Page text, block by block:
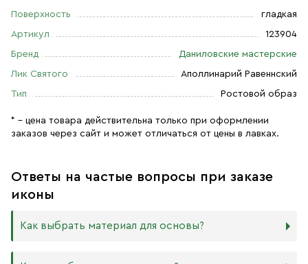
Поверхность гладкая
Артикул 123904
Бренд Даниловские мастерские
Лик Святого Аполлинарий Равеннский
Тип Ростовой образ
* – цена товара действительна только при оформлении
заказов через сайт и может отличаться от цены в лавках.
Ответы на частые вопросы при заказе
иконы
Как выбрать материал для основы?